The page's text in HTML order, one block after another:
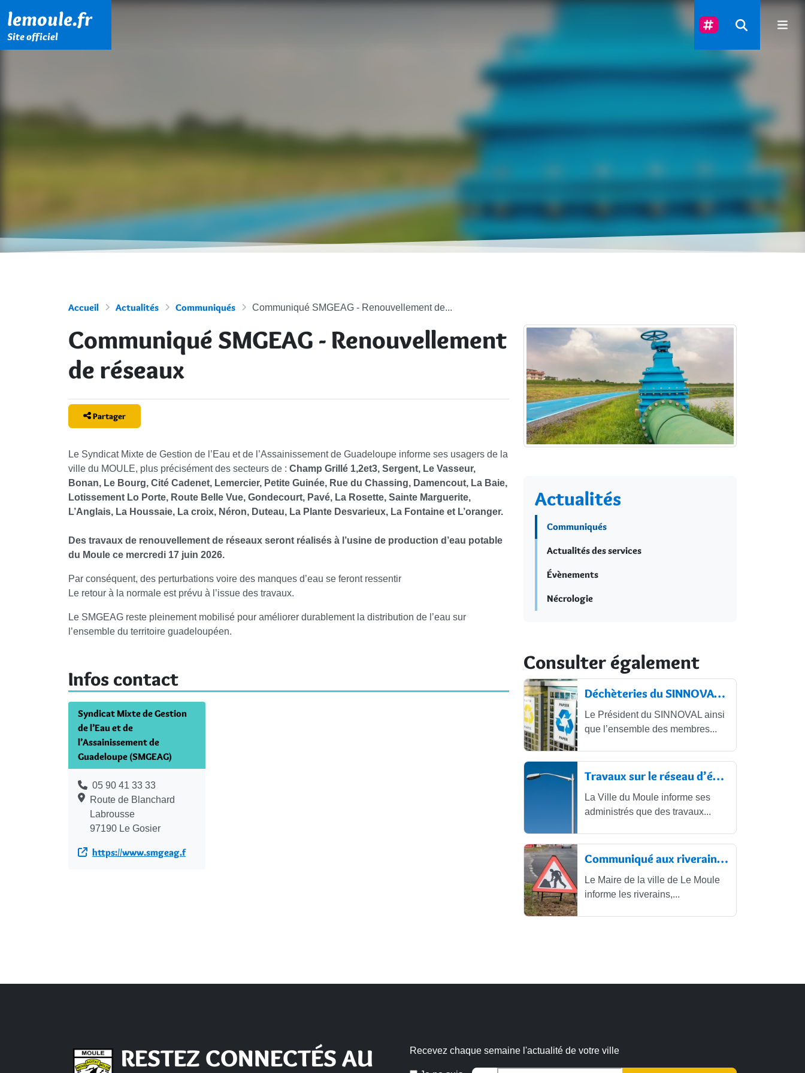
lemoule.fr
Site officiel
Suivez-Nous
Accueil Actualités Communiqués Communiqué SMGEAG - Renouvellement de...
Communiqué SMGEAG - Renouvellement
de réseaux
Partager
Le Syndicat Mixte de Gestion de l’Eau et de l’Assainissement de Guadeloupe informe ses usagers de la
ville du MOULE, plus précisément des secteurs de : Champ Grillé 1,2et3, Sergent, Le Vasseur,
Bonan, Le Bourg, Cité Cadenet, Lemercier, Petite Guinée, Rue du Chassing, Damencout, La Baie,
Lotissement Lo Porte, Route Belle Vue, Gondecourt, Pavé, La Rosette, Sainte Marguerite,
L’Anglais, La Houssaie, La croix, Néron, Duteau, La Plante Desvarieux, La Fontaine et L’oranger.
Des travaux de renouvellement de réseaux seront réalisés à l’usine de production d’eau potable
du Moule ce mercredi 17 juin 2026.
Par conséquent, des perturbations voire des manques d’eau se feront ressentir
Le retour à la normale est prévu à l’issue des travaux.
Le SMGEAG reste pleinement mobilisé pour améliorer durablement la distribution de l’eau sur
l’ensemble du territoire guadeloupéen.
Infos contact
Syndicat Mixte de Gestion
de l’Eau et de
l’Assainissement de
Guadeloupe (SMGEAG)
05 90 41 33 33
Route de Blanchard
Labrousse
97190 Le Gosier
https://www.smgeag.f
Actualités
Communiqués
Actualités des services
Évènements
Nécrologie
Consulter également
Déchèteries du SINNOVAL : restrictions
Le Président du SINNOVAL ainsi
que l’ensemble des membres...
Travaux sur le réseau d’éclairage...
La Ville du Moule informe ses
administrés que des travaux...
Communiqué aux riverains : Réfection...
Le Maire de la ville de Le Moule
informe les riverains,...
RESTEZ CONNECTÉS AU
Recevez chaque semaine l'actualité de votre ville